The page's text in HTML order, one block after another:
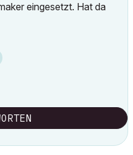
eingesetzt. Hat da